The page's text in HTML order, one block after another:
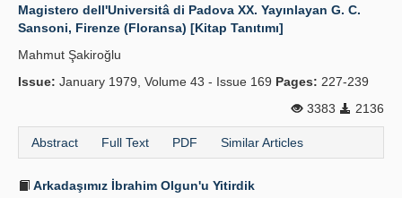
Magistero dell'Universitâ di Padova XX. Yayınlayan G. C.
Sansoni, Firenze (Floransa) [Kitap Tanıtımı]
Mahmut Şakiroğlu
Issue: January 1979, Volume 43 - Issue 169 Pages: 227-239
3383
2136
Abstract Full Text PDF Similar Articles
Arkadaşımız İbrahim Olgun'u Yitirdik